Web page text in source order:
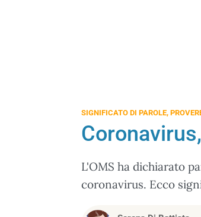
SIGNIFICATO DI PAROLE,
L'OMS ha dichiarato
coronavirus. Ecco